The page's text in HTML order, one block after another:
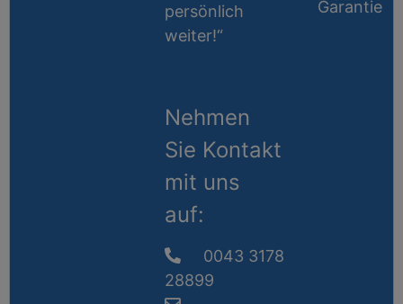
persönlich
weiter!“
Nehmen
Sie Kontakt
mit uns
auf:
0043 3178
28899
Garantie